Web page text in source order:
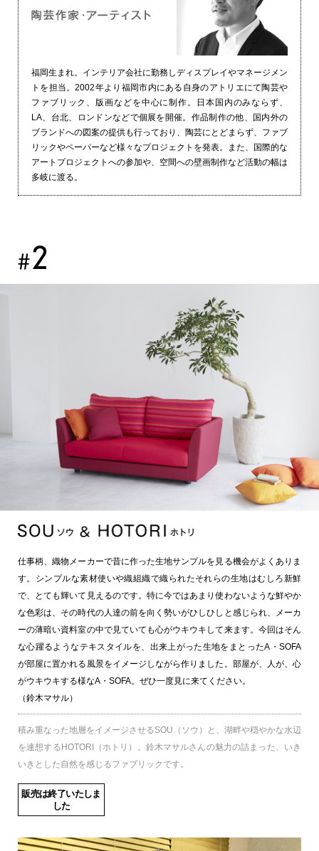
福岡生まれ。インテリア会社に勤務しディスプレイやマネージメン
トを担当。2002年より福岡市内にある自身のアトリエにて陶芸や
ファブリック、版画などを中心に制作。日本国内のみならず、
LA、台北、ロンドンなどで個展を開催。作品制作の他、国内外の
ブランドへの図案の提供も行っており、陶芸にとどまらず、ファブ
リックやペーパーなど様々なプロジェクトを発表。また、国際的な
アートプロジェクトへの参加や、空間への壁画制作など活動の幅は
多岐に渡る。
仕事柄、織物メーカーで昔に作った生地サンプルを見る機会がよくありま
す。シンプルな素材使いや織組織で織られたそれらの生地はむしろ新鮮
で、とても輝いて見えるのです。特に今ではあまり使わないような鮮やか
な色彩は、その時代の人達の前を向く勢いがひしひしと感じられ、メーカ
ーの薄暗い資料室の中で見ていても心がウキウキして来ます。今回はそん
な心躍るようなテキスタイルを、出来上がった生地をまとったA・SOFA
が部屋に置かれる風景をイメージしながら作りました。部屋が、人が、心
がウキウキする様なA・SOFA。ぜひ一度見に来てください。
（鈴木マサル）
積み重なった地層をイメージさせるSOU（ソウ）と、湖畔や穏やかな水辺
を連想するHOTORI（ホトリ）。鈴木マサルさんの魅力の詰まった、いき
いきとした自然を感じるファブリックです。
販売は終了いたしま
した